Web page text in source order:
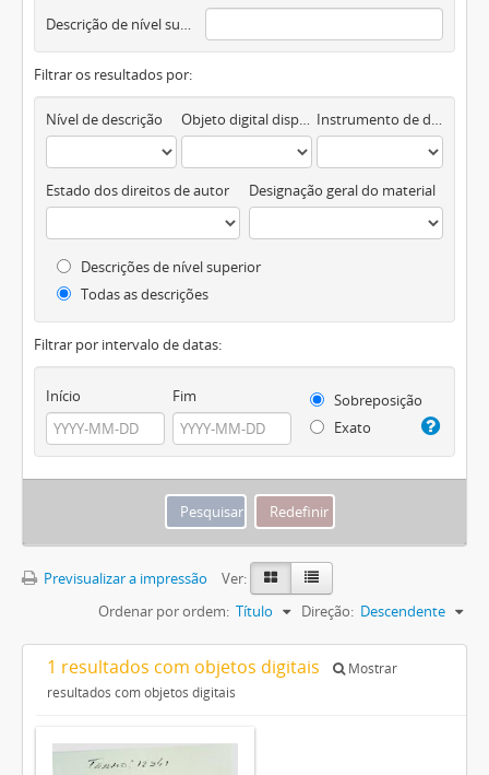
Descrição de nível superior
Filtrar os resultados por:
Nível de descrição Objeto digital disponível Instrumento de descrição documental
Estado dos direitos de autor Designação geral do material
Descrições de nível superior
Todas as descrições
Filtrar por intervalo de datas:
Início Fim
Sobreposição
Exato
Previsualizar a impressão
Ver:
Ordenar por ordem: Título Direção: Descendente
1 resultados com objetos digitais
Mostrar
resultados com objetos digitais